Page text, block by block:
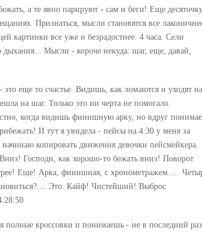
а те явно парируют - сам и беги! Еще
Признаться, мысли становятся все
картинки все уже и безрадостнее. 4 часа. Сели
Мысли - короче некуда: шаг, еще, давай,
еще то счастье. Видишь, как ломаются и уходят на
на шаг. Только это ни черта не помогало.
когда видишь финишную арку, но вдруг
И тут я увидела - пейсы на 4:30 у меня за
копировать движения девочки пейсмейкера.
Господи, как хорошо-то бежать вниз! Поворот
Еще! Арка, финишная, с хронометражем.....
Это. Кайф! Чистейший! Выброс
полные кроссовки и понимаешь - не в последний